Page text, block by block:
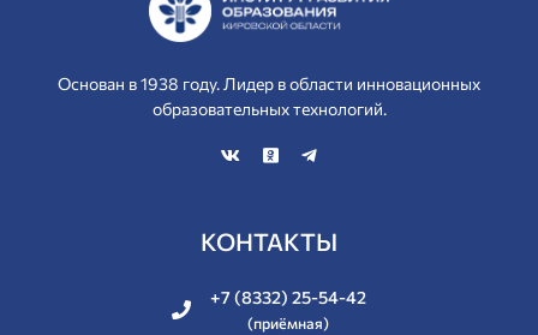
Основан в 1938 году. Лидер в области инновационных
образовательных технологий.
КОНТАКТЫ
+7 (8332) 25-54-42
(приёмная)